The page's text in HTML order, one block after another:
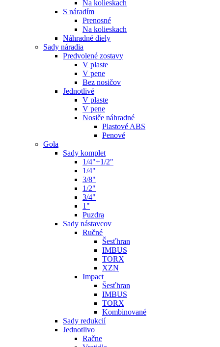
Na kolieskach
S náradím
Prenosné
Na kolieskach
Náhradné diely
Sady náradia
Predvolené zostavy
V plaste
V pene
Bez nosičov
Jednotlivé
V plaste
V pene
Nosiče náhradné
Plastové ABS
Penové
Gola
Sady komplet
1/4"+1/2"
1/4"
3/8"
1/2"
3/4"
1"
Puzdra
Sady nástavcov
Ručné
Šesťhran
IMBUS
TORX
XZN
Impact
Šesťhran
IMBUS
TORX
Kombinované
Sady redukcií
Jednotlivo
Račne